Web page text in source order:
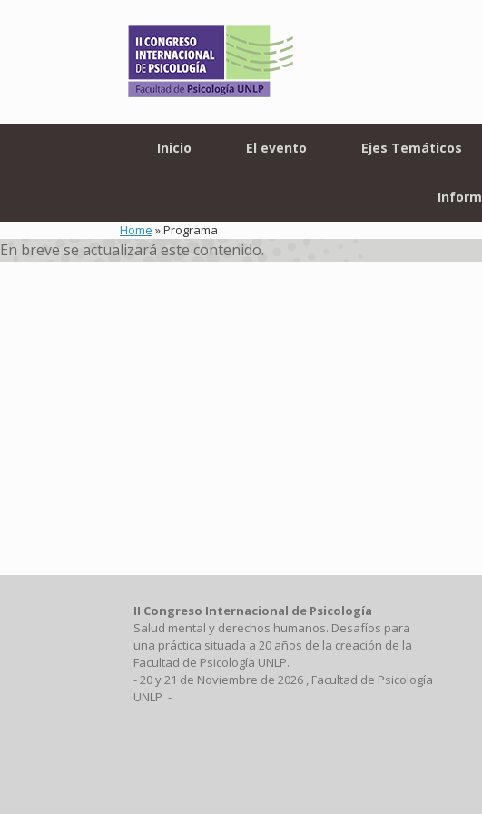
Inicio El evento Ejes Temáticos
Home »Programa
En breve se actualizará este contenido.
II Congreso Internacional de Psicología
Salud mental y derechos humanos. Desafíos para
una práctica situada a 20 años de la creación de la
Facultad de Psicología UNLP.
- 20 y 21 de Noviembre de 2026 , Facultad de Psicología
UNLP -